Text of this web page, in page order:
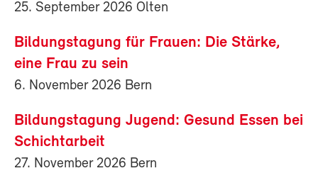
25. September 2026 Olten
Bildungstagung für Frauen: Die Stärke,
eine Frau zu sein
6. November 2026 Bern
Bildungstagung Jugend: Gesund Essen bei
Schichtarbeit
27. November 2026 Bern